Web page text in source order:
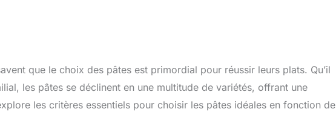
que le choix des pâtes est primordial pour réussir leurs plats. Qu’il
les pâtes se déclinent en une multitude de variétés, offrant une
les critères essentiels pour choisir les pâtes idéales en fonction de